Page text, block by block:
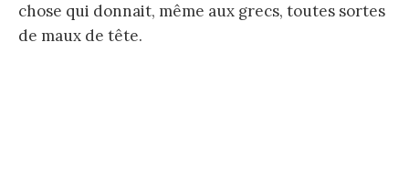
chose qui donnait, même aux grecs, toutes sortes
de maux de tête.